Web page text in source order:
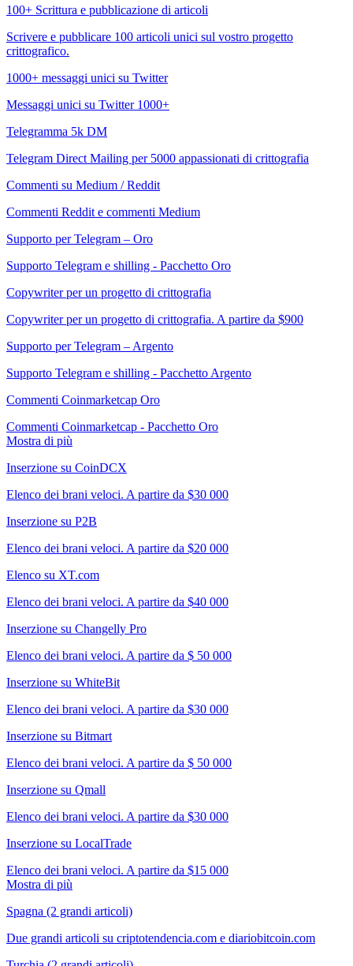
100+ Scrittura e pubblicazione di articoli
Scrivere e pubblicare 100 articoli unici sul vostro progetto
crittografico.
1000+ messaggi unici su Twitter
Messaggi unici su Twitter 1000+
Telegramma 5k DM
Telegram Direct Mailing per 5000 appassionati di crittografia
Commenti su Medium / Reddit
Commenti Reddit e commenti Medium
Supporto per Telegram – Oro
Supporto Telegram e shilling - Pacchetto Oro
Copywriter per un progetto di crittografia
Copywriter per un progetto di crittografia. A partire da $900
Supporto per Telegram – Argento
Supporto Telegram e shilling - Pacchetto Argento
Commenti Coinmarketcap Oro
Commenti Coinmarketcap - Pacchetto Oro
Mostra di più
Inserzione su CoinDCX
Elenco dei brani veloci. A partire da $30 000
Inserzione su P2B
Elenco dei brani veloci. A partire da $20 000
Elenco su XT.com
Elenco dei brani veloci. A partire da $40 000
Inserzione su Changelly Pro
Elenco dei brani veloci. A partire da $ 50 000
Inserzione su WhiteBit
Elenco dei brani veloci. A partire da $30 000
Inserzione su Bitmart
Elenco dei brani veloci. A partire da $ 50 000
Inserzione su Qmall
Elenco dei brani veloci. A partire da $30 000
Inserzione su LocalTrade
Elenco dei brani veloci. A partire da $15 000
Mostra di più
Spagna (2 grandi articoli)
Due grandi articoli su criptotendencia.com e diariobitcoin.com